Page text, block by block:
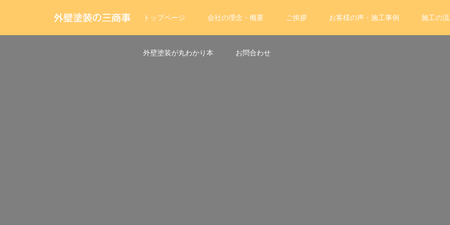
トップページ 会社の理念・概要 ご挨拶 お客様の声・施工事例 施工の
外壁塗装が丸わかり本 お問合わせ